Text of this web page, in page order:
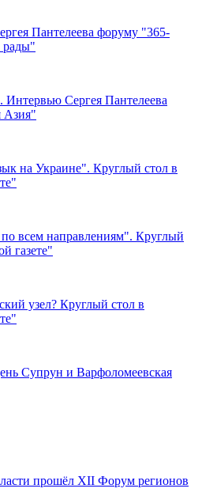
Пантелеева форуму "365-
рады"
Интервью Сергея Пантелеева
Азия"
на Украине". Круглый стол в
всем направлениям". Круглый
газете"
узел? Круглый стол в
Супрун и Варфоломеевская
прошёл XII Форум регионов